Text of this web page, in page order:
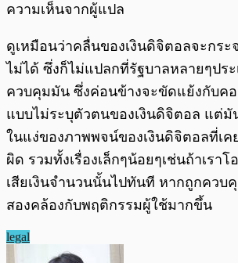
ความเห็นจากผู้แปล
ดูเหมือนว่าคลื่นของเงินดิจิตอลจะกระ
ไม่ได้ ซึ่งก็ไม่แปลกที่รัฐบาลหลายๆประ
ควบคุมมัน ซึ่งค่อนข้างจะขัดแย้งกับค
แบบไม่ระบุตัวตนของเงินดิจิตอล แต่มั
ในแง่ของภาพพจน์ของเงินดิจิตอลที่เค
ผิด รวมทั้งเรื่องเล็กๆน้อยๆเช่นถ้าเราโ
เสียเงินจำนวนนั้นไปทันที หากถูกควบ
สองคล้องกับพฤติกรรมผู้ใช้มากขึ้น
legal